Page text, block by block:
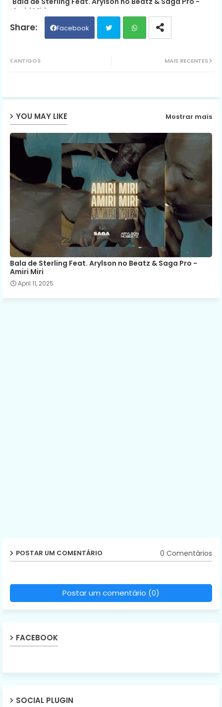
Amiri Miri
Facebook
ap
MAIS RECENTES
ANTIGOS
YOU MAY LIKE Mostrar mais
Bala de Sterling Feat. Arylson no Beatz & Saga Pro -
Amiri Miri
April 11, 2025
POSTAR UM COMENTÁRIO 0 Comentários
Postar um comentário (0)
FACEBOOK
SOCIAL PLUGIN